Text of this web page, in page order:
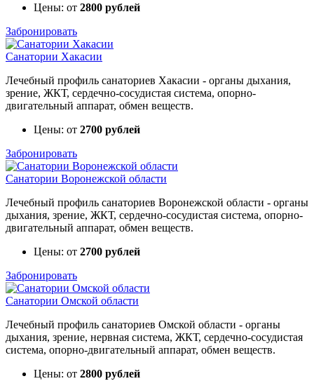
Цены: от 2800 рублей
Забронировать
Санатории Хакасии
Лечебный профиль санаториев Хакасии - органы дыхания,
зрение, ЖКТ, сердечно-сосудистая система, опорно-
двигательный аппарат, обмен веществ.
Цены: от 2700 рублей
Забронировать
Санатории Воронежской области
Лечебный профиль санаториев Воронежской области - органы
дыхания, зрение, ЖКТ, сердечно-сосудистая система, опорно-
двигательный аппарат, обмен веществ.
Цены: от 2700 рублей
Забронировать
Санатории Омской области
Лечебный профиль санаториев Омской области - органы
дыхания, зрение, нервная система, ЖКТ, сердечно-сосудистая
система, опорно-двигательный аппарат, обмен веществ.
Цены: от 2800 рублей